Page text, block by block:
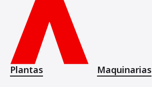
Plantas Maquinarias